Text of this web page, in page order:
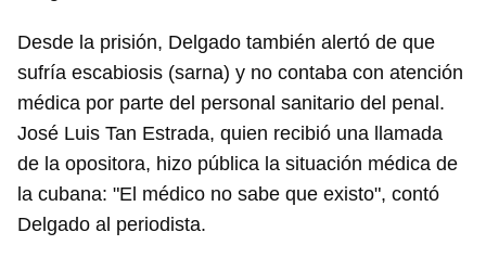
Desde la prisión, Delgado también alertó de que
sufría escabiosis (sarna) y no contaba con atención
médica por parte del personal sanitario del penal.
José Luis Tan Estrada, quien recibió una llamada
de la opositora, hizo pública la situación médica de
la cubana: "El médico no sabe que existo", contó
Delgado al periodista.